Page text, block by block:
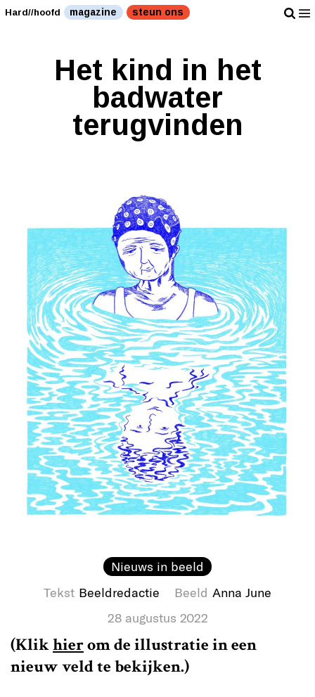
Hard//hoofd magazine steun ons
Het kind in het
badwater
terugvinden
Nieuws in beeld
Tekst Beeldredactie Beeld Anna June
28 augustus 2022
(Klikhierom de illustratie in een
nieuw veld te bekijken.)